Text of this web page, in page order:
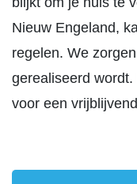
Nieuw Engeland,
regelen. We
gerealiseerd
voor een